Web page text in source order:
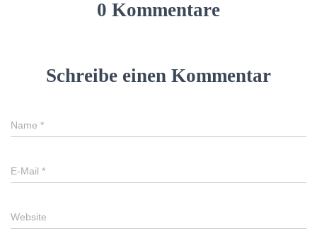
0 Kommentare
Schreibe einen Kommentar
Name *
E-Mail *
Website